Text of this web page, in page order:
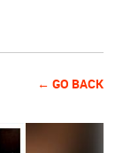
← GO BACK